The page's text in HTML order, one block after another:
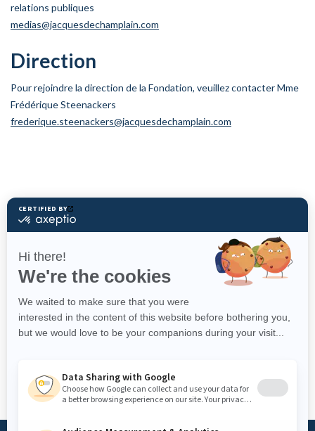
relations publiques
medias@jacquesdechamplain.com
Direction
Pour rejoindre la direction de la Fondation, veuillez contacter Mme
Frédérique Steenackers
frederique.steenackers@jacquesdechamplain.com